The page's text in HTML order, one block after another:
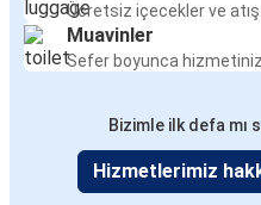
Ücretsiz içecekler ve
Muavinler
Sefer boyunca
Bizimle ilk defa mı
Hizmetlerimiz